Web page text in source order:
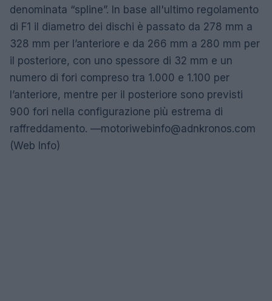
denominata “spline”. In base all'ultimo regolamento
di F1 il diametro dei dischi è passato da 278 mm a
328 mm per l’anteriore e da 266 mm a 280 mm per
il posteriore, con uno spessore di 32 mm e un
numero di fori compreso tra 1.000 e 1.100 per
l’anteriore, mentre per il posteriore sono previsti
900 fori nella configurazione più estrema di
raffreddamento. —motoriwebinfo@adnkronos.com
(Web Info)